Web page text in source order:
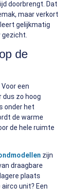
doorbrengt. Dat
maar verkort
gelijkmatig
gezicht.
de
een
dus zo hoog
onder het
de warme
de hele ruimte
zijn
draagbare
plaats
unit? Een